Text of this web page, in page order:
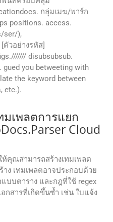
กลุ่มเมฆ/พาร์ก
positions. access.
ser/),
[ตัวอย่างรหัส]
disubsubsub.
gued you betweeting with
the keyword between
etc.).
มเพลตการแยก
Cloud
ห้คุณสามารถสร้างเทมเพลต
ง เทมเพลตอาจประกอบด้วย
บบตาราง และกฎที่ใช้ regex
กสารที่เกิดขึ้นซ้ำ เช่น ใบแจ้ง